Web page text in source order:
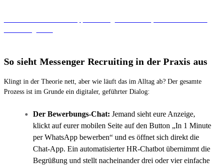
So sieht Messenger Recruiting in der Praxis aus
Klingt in der Theorie nett, aber wie läuft das im Alltag ab? Der gesamte
Prozess ist im Grunde ein digitaler, geführter Dialog:
Der Bewerbungs-Chat: Jemand sieht eure Anzeige,
klickt auf eurer mobilen Seite auf den Button „In 1 Minute
per WhatsApp bewerben“ und es öffnet sich direkt die
Chat-App. Ein automatisierter HR-Chatbot übernimmt die
Begrüßung und stellt nacheinander drei oder vier einfache